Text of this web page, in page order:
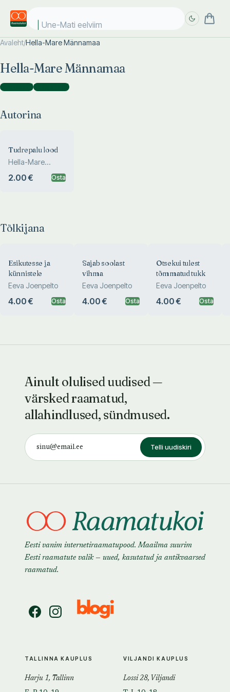
Une-Mati eelviima
Avaleht/Hella-Mare Männamaa
Hella-Mare Männamaa
Autorina )Tõlkijana )
Autorina
Tudrepalu lood
Hella-Mare
2.00 € Osta
Tõlkijana
Esikutesse ja
künnistele
Eeva Joenpelto
4.00 € Osta
Sajab soolast
vihma
Eeva Joenpelto
4.00 € Osta
Otsekui tulest
tõmmatud tukk
Eeva Joenpelto
4.00 € Osta
Ainult olulised uudised —
värsked raamatud,
allahindlused, sündmused.
Telli uudiskiri
Eesti vanim internetiraamatupood. Maailma suurim
Eesti raamatute valik — uued, kasutatud ja antikvaarsed
raamatud.
TALLINNA KAUPLUS
Harju 1, Tallinn
VILJANDI KAUPLUS
Lossi 28, Viljandi